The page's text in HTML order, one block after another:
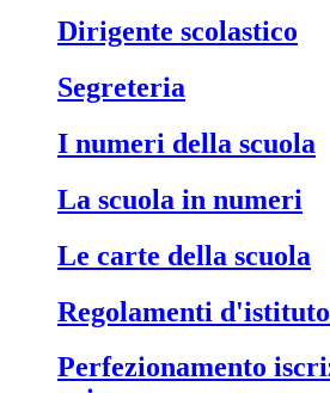
dirigente scolastico
segreteria
i numeri della scuola
la scuola in numeri
le carte della scuola
regolamenti d'istituto
perfezionamento iscrizioni classi